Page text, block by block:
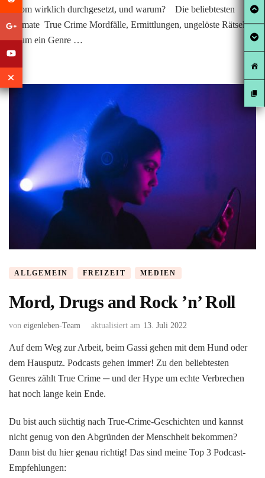
Boom wirklich durchgesetzt, und warum? Die beliebtesten
Formate True Crime Mordfälle, Ermittlungen, ungelöste Rätsel.
Kaum ein Genre …
ALLGEMEIN FREIZEIT MEDIEN
Mord, Drugs and Rock ’n’ Roll
von eigenleben-Team aktualisiert am 13. Juli 2022
Auf dem Weg zur Arbeit, beim Gassi gehen mit dem Hund oder
dem Hausputz. Podcasts gehen immer! Zu den beliebtesten
Genres zählt True Crime ─ und der Hype um echte Verbrechen
hat noch lange kein Ende.
Du bist auch süchtig nach True-Crime-Geschichten und kannst
nicht genug von den Abgründen der Menschheit bekommen?
Dann bist du hier genau richtig! Das sind meine Top 3 Podcast-
Empfehlungen: